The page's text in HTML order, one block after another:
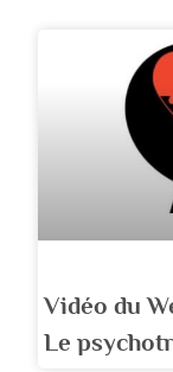
Vidéo du
Le